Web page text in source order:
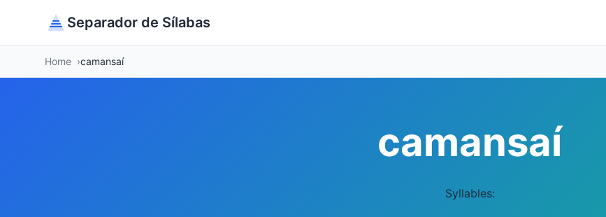
Separador de Sílabas
Home camansaí
camansaí
Syllables: